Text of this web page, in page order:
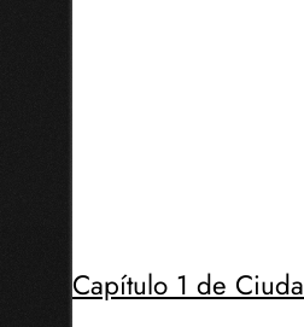
Capítulo 1 de